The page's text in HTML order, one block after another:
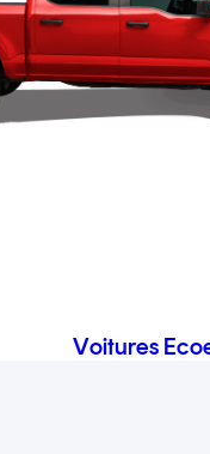
Voitures